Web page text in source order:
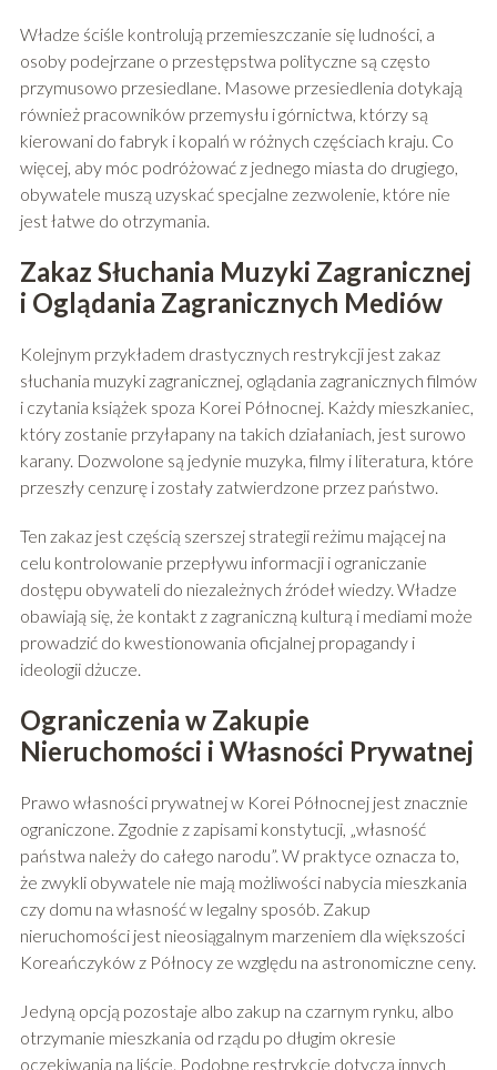
Władze ściśle kontrolują przemieszczanie się ludności, a
osoby podejrzane o przestępstwa polityczne są często
przymusowo przesiedlane. Masowe przesiedlenia dotykają
również pracowników przemysłu i górnictwa, którzy są
kierowani do fabryk i kopalń w różnych częściach kraju. Co
więcej, aby móc podróżować z jednego miasta do drugiego,
obywatele muszą uzyskać specjalne zezwolenie, które nie
jest łatwe do otrzymania.
Zakaz Słuchania Muzyki Zagranicznej
i Oglądania Zagranicznych Mediów
Kolejnym przykładem drastycznych restrykcji jest zakaz
słuchania muzyki zagranicznej, oglądania zagranicznych filmów
i czytania książek spoza Korei Północnej. Każdy mieszkaniec,
który zostanie przyłapany na takich działaniach, jest surowo
karany. Dozwolone są jedynie muzyka, filmy i literatura, które
przeszły cenzurę i zostały zatwierdzone przez państwo.
Ten zakaz jest częścią szerszej strategii reżimu mającej na
celu kontrolowanie przepływu informacji i ograniczanie
dostępu obywateli do niezależnych źródeł wiedzy. Władze
obawiają się, że kontakt z zagraniczną kulturą i mediami może
prowadzić do kwestionowania oficjalnej propagandy i
ideologii dżucze.
Ograniczenia w Zakupie
Nieruchomości i Własności Prywatnej
Prawo własności prywatnej w Korei Północnej jest znacznie
ograniczone. Zgodnie z zapisami konstytucji, „własność
państwa należy do całego narodu”. W praktyce oznacza to,
że zwykli obywatele nie mają możliwości nabycia mieszkania
czy domu na własność w legalny sposób. Zakup
nieruchomości jest nieosiągalnym marzeniem dla większości
Koreańczyków z Północy ze względu na astronomiczne ceny.
Jedyną opcją pozostaje albo zakup na czarnym rynku, albo
otrzymanie mieszkania od rządu po długim okresie
oczekiwania na liście. Podobne restrykcje dotyczą innych